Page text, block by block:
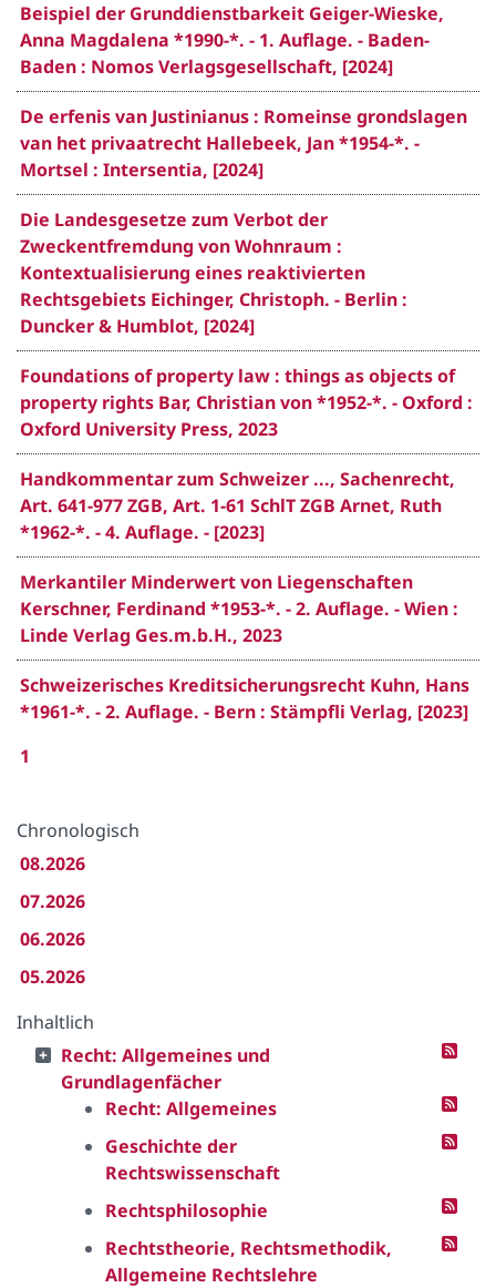
Beispiel der Grunddienstbarkeit Geiger-Wieske,
Anna Magdalena *1990-*. - 1. Auflage. - Baden-
Baden : Nomos Verlagsgesellschaft, [2024]
De erfenis van Justinianus : Romeinse grondslagen
van het privaatrecht Hallebeek, Jan *1954-*. -
Mortsel : Intersentia, [2024]
Die Landesgesetze zum Verbot der
Zweckentfremdung von Wohnraum :
Kontextualisierung eines reaktivierten
Rechtsgebiets Eichinger, Christoph. - Berlin :
Duncker & Humblot, [2024]
Foundations of property law : things as objects of
property rights Bar, Christian von *1952-*. - Oxford :
Oxford University Press, 2023
Handkommentar zum Schweizer ..., Sachenrecht,
Art. 641-977 ZGB, Art. 1-61 SchlT ZGB Arnet, Ruth
*1962-*. - 4. Auflage. - [2023]
Merkantiler Minderwert von Liegenschaften
Kerschner, Ferdinand *1953-*. - 2. Auflage. - Wien :
Linde Verlag Ges.m.b.H., 2023
Schweizerisches Kreditsicherungsrecht Kuhn, Hans
*1961-*. - 2. Auflage. - Bern : Stämpfli Verlag, [2023]
1
Chronologisch
08.2026
07.2026
06.2026
05.2026
Inhaltlich
Recht: Allgemeines und
Grundlagenfächer
Recht: Allgemeines
Geschichte der
Rechtswissenschaft
Rechtsphilosophie
Rechtstheorie, Rechtsmethodik,
Allgemeine Rechtslehre